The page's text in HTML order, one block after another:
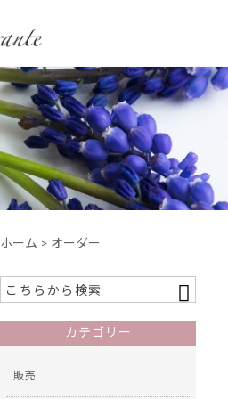
ホーム > オーダー
カテゴリー
販売